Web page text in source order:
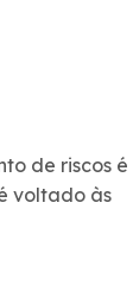
de riscos é
voltado às